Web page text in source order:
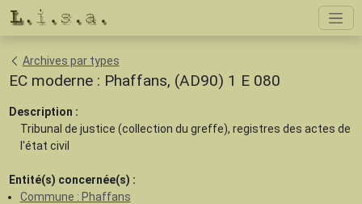
Archives par types
EC moderne : Phaffans, (AD90) 1 E 080
Description :
Tribunal de justice (collection du greffe), registres des actes de
l'état civil
Entité(s) concernée(s) :
Commune : Phaffans